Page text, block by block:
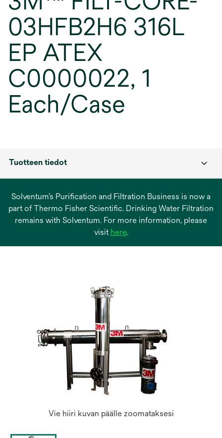
03HFB2H6 316L
EP ATEX
C0000022, 1
Each/Case
Tuotteen tiedot
Solventum’s Purification and Filtration Business is now a
part of Thermo Fisher Scientific. Drinking Water Filtration
remains with Solventum. For more information, please
visit hereopens
.
Vie hiiri kuvan päälle zoomataksesi